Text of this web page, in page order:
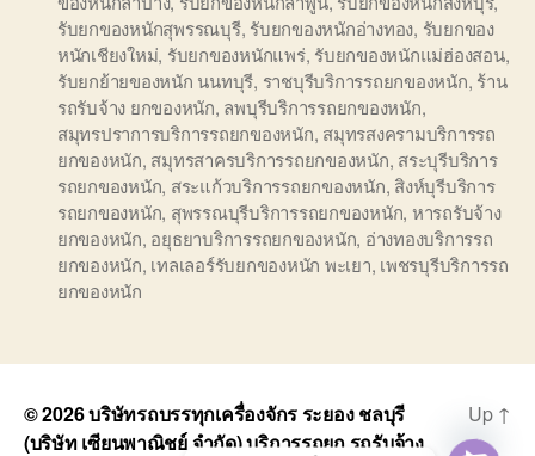
รับยกของหนักสุพรรณบุรี, รับยกของหนักอ่างทอง, รับยกของ
หนักเชียงใหม่, รับยกของหนักแพร่, รับยกของหนักแม่ฮ่องสอน,
รับยกย้ายของหนัก นนทบุรี, ราชบุรีบริการรถยกของหนัก, ร้าน
รถรับจ้าง ยกของหนัก, ลพบุรีบริการรถยกของหนัก,
สมุทรปราการบริการรถยกของหนัก, สมุทรสงครามบริการรถ
ยกของหนัก, สมุทรสาครบริการรถยกของหนัก, สระบุรีบริการ
รถยกของหนัก, สระแก้วบริการรถยกของหนัก, สิงห์บุรีบริการ
รถยกของหนัก, สุพรรณบุรีบริการรถยกของหนัก, หารถรับจ้าง
ยกของหนัก, อยุธยาบริการรถยกของหนัก, อ่างทองบริการรถ
ยกของหนัก, เทลเลอร์รับยกของหนัก พะเยา, เพชรบุรีบริการรถ
ยกของหนัก
© 2026บริษัทรถบรรทุกเครื่องจักร ระยอง ชลบุรี
(บริษัท เซียนพาณิชย์ จำกัด) บริการรถยก รถรับจ้าง
Up ↑